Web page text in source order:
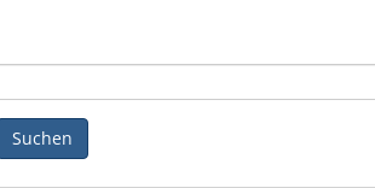
Suchen